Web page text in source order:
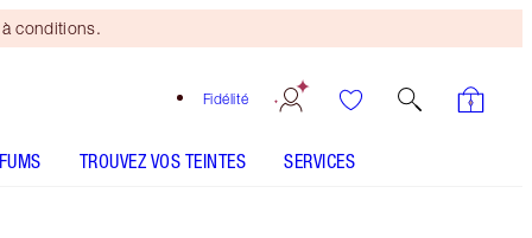
conditions.
Fidélité
TROUVEZ VOS TEINTES SERVICES